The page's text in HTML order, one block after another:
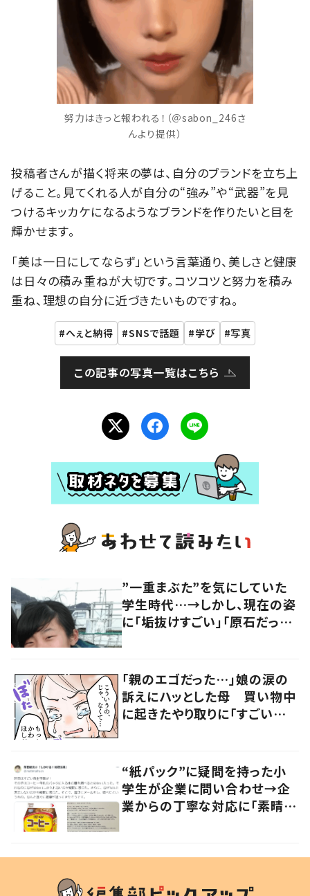
努力はきっと報われる！（＠sabon_246さ
んより提供）
投稿者さんが描く将来の夢は、自分のブランドを立ち上
げること。見てくれる人が自分の“強み”や“武器”を見
つけるキッカケになるようなブランドを作りたいと目を
輝かせます。
「美は一日にしてならず」という言葉通り、美しさと健康
は日々の積み重ねが大切です。コツコツと努力を積み
重ね、理想の自分に近づきたいものですね。
へぇと納得 SNSで話題 学び 写真
この記事の写真一覧はこちら
”一重まぶた”を気にしていた
学生時代…→しかし、現在の姿
に「垢抜けすごい」「原石だった
「親のエゴだった…」娘の涙の
訴えにハッとした母 買い物中
に起きたやり取りに「すごい分
“紙パック”に疑問を持った小
学生が企業に問い合わせ→企
業からの丁寧な対応に「素晴ら